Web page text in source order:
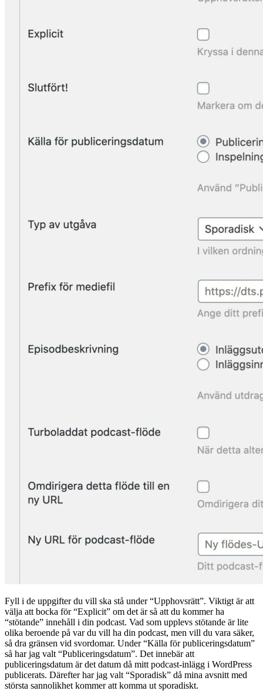
Fyll i de uppgifter du vill ska stå under “Upphovsrätt”. Viktigt är att
välja att bocka för “Explicit” om det är så att du kommer ha
“stötande” innehåll i din podcast. Vad som upplevs stötande är lite
olika beroende på var du vill ha din podcast, men vill du vara säker,
så dra gränsen vid svordomar. Under “Källa för publiceringsdatum”
så har jag valt “Publiceringsdatum”. Det innebär att
publiceringsdatum är det datum då mitt podcast-inlägg i WordPress
publicerats. Därefter har jag valt “Sporadisk” då mina avsnitt med
största sannolikhet kommer att komma ut sporadiskt.